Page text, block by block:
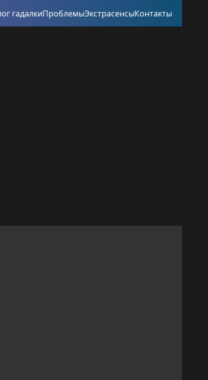
гадалкиПроблемыЭкстрасенсыКонтакты